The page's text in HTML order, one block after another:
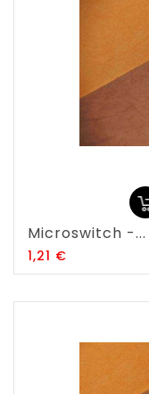
Microswitch -...
1,21 €